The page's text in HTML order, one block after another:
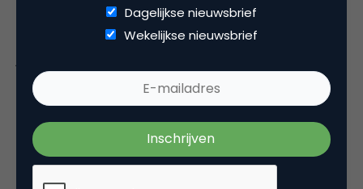
iets op te tuigen. Verlies hierbij niet uit het oog, dat
datzelfde oog ook wat wil. Wat wil je uitstralen naar
Hoe zorg je dat je de aandacht trekt van mensen?
Bepaal je productiebudget aan de hand van je
boodschap. Voor sommige presentaties kun je een
niet al te ingewikkelde PowerPoint gebruiken, maar
een kick-off van een nieuwe productlijn heeft
Dagelijkse nieuwsbrief
Wekelijkse nieuwsbrief